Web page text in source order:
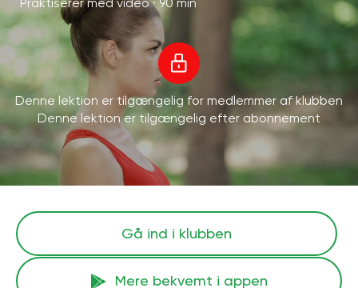
Denne lektion er tilgængelig for medlemmer af klubben
Denne lektion er tilgængelig efter abonnement
Gå ind i klubben
Mere bekvemt i appen